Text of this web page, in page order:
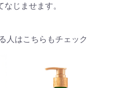
じませます。
人はこちらもチェック